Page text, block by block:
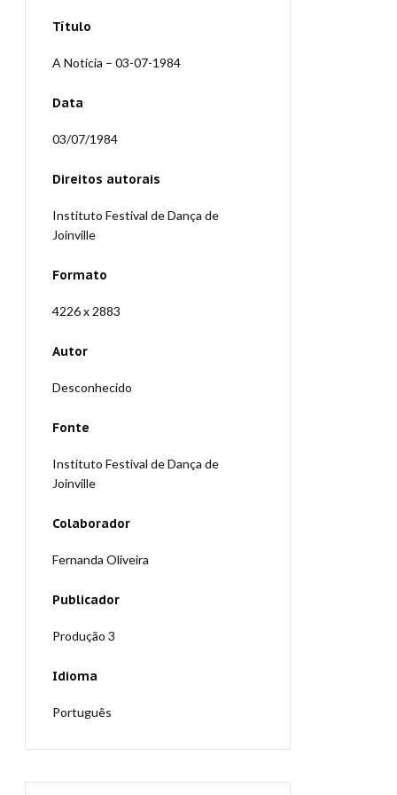
Título
A Notícia – 03-07-1984
Data
03/07/1984
Direitos autorais
Instituto Festival de Dança de
Joinville
Formato
4226 x 2883
Autor
Desconhecido
Fonte
Instituto Festival de Dança de
Joinville
Colaborador
Fernanda Oliveira
Publicador
Produção 3
Idioma
Português